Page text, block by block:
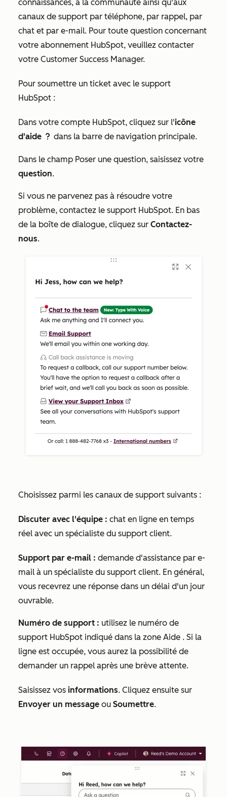
connaissances, à la communauté ainsi qu'aux
canaux de support par téléphone, par rappel, par
chat et par e-mail. Pour toute question concernant
votre abonnement HubSpot, veuillez contacter
votre Customer Success Manager.
Pour soumettre un ticket avec le support
HubSpot :
Dans votre compte HubSpot, cliquez sur l'icône
d'aide question dans la barre de navigation principale.
Dans le champ Poser une question, saisissez votre
question.
Si vous ne parvenez pas à résoudre votre
problème, contactez le support HubSpot. En bas
de la boîte de dialogue, cliquez sur Contactez-
nous.
Choisissez parmi les canaux de support suivants :
Discuter avec l'équipe : chat en ligne en temps
réel avec un spécialiste du support client.
Support par e-mail : demande d'assistance par e-
mail à un spécialiste du support client. En général,
vous recevrez une réponse dans un délai d'un jour
ouvrable.
Numéro de support : utilisez le numéro de
support HubSpot indiqué dans la zone Aide . Si la
ligne est occupée, vous aurez la possibilité de
demander un rappel après une brève attente.
Saisissez vos informations. Cliquez ensuite sur
Envoyer un message ou Soumettre.